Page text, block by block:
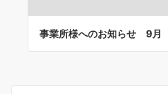
事業所様へのお知らせ 9月